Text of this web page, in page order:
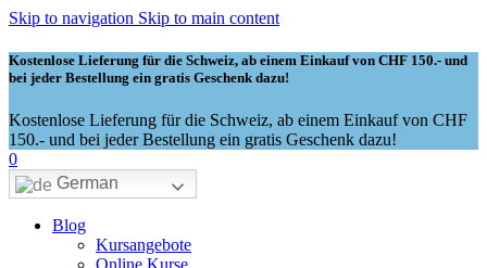
Skip to navigation Skip to main content
Kostenlose Lieferung für die Schweiz, ab einem Einkauf von CHF 150.- und
bei jeder Bestellung ein gratis Geschenk dazu!
Kostenlose Lieferung für die Schweiz, ab einem Einkauf von CHF
150.- und bei jeder Bestellung ein gratis Geschenk dazu!
0
German
Blog
Kursangebote
Online Kurse